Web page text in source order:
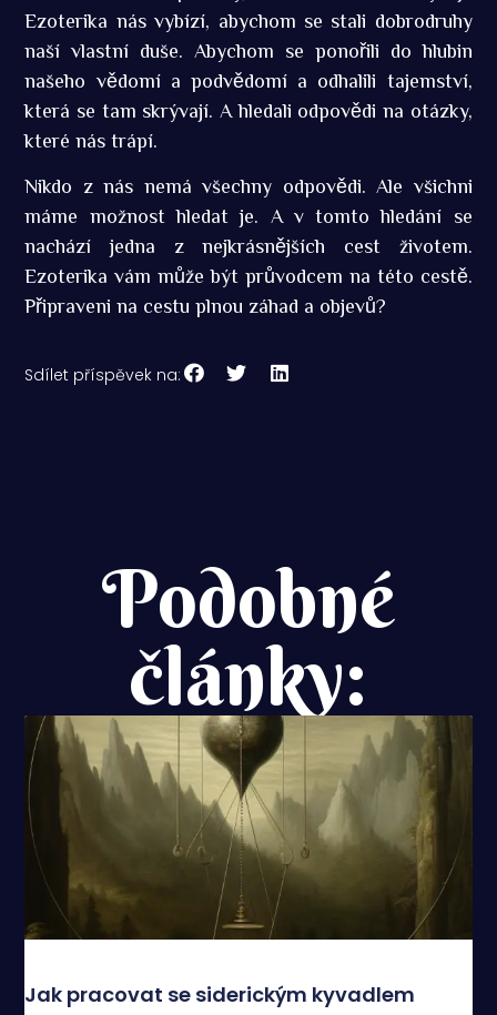
Ezoterika nás vybízí, abychom se stali dobrodruhy
naší vlastní duše. Abychom se ponořili do hlubin
našeho vědomí a podvědomí a odhalili tajemství,
která se tam skrývají. A hledali odpovědi na otázky,
které nás trápí.
Nikdo z nás nemá všechny odpovědi. Ale všichni
máme možnost hledat je. A v tomto hledání se
nachází jedna z nejkrásnějších cest životem.
Ezoterika vám může být průvodcem na této cestě.
Připraveni na cestu plnou záhad a objevů?
Sdílet příspěvek na:
Podobné
články:
Jak pracovat se siderickým kyvadlem